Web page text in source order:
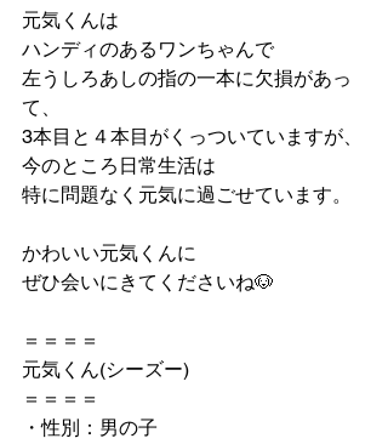
元気くんは
ハンディのあるワンちゃんで
左うしろあしの指の一本に欠損があっ
て、
3本目と４本目がくっついていますが、
今のところ日常生活は
特に問題なく元気に過ごせています。
かわいい元気くんに
ぜひ会いにきてくださいね🐶
＝＝＝＝
元気くん(シーズー)
＝＝＝＝
・性別：男の子